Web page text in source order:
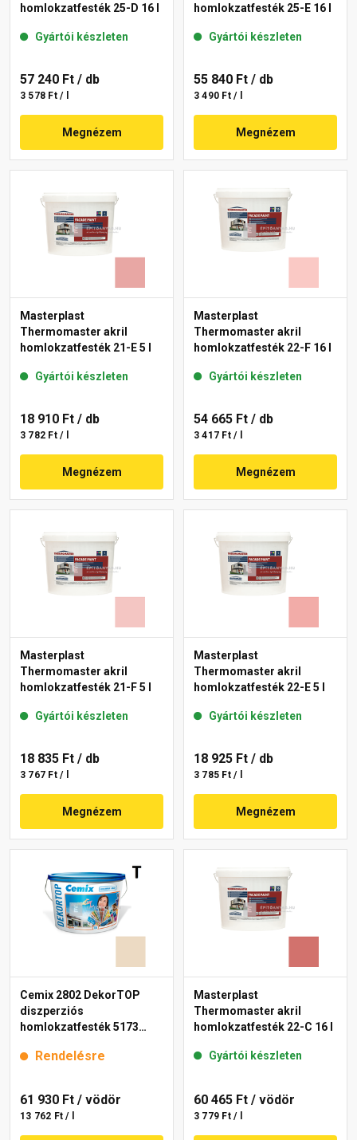
homlokzatfesték 25-D 16 l
Gyártói készleten
57 240 Ft / db
3 578 Ft / l
Megnézem
homlokzatfesték 25-E 16 l
Gyártói készleten
55 840 Ft / db
3 490 Ft / l
Megnézem
Masterplast
Thermomaster akril
homlokzatfesték 21-E 5 l
Gyártói készleten
18 910 Ft / db
3 782 Ft / l
Megnézem
Masterplast
Thermomaster akril
homlokzatfesték 22-F 16 l
Gyártói készleten
54 665 Ft / db
3 417 Ft / l
Megnézem
Masterplast
Thermomaster akril
homlokzatfesték 21-F 5 l
Gyártói készleten
18 835 Ft / db
3 767 Ft / l
Megnézem
Masterplast
Thermomaster akril
homlokzatfesték 22-E 5 l
Gyártói készleten
18 925 Ft / db
3 785 Ft / l
Megnézem
Cemix 2802 DekorTOP
diszperziós
homlokzatfesték 5173
Rendelésre
61 930 Ft / vödör
13 762 Ft / l
Masterplast
Thermomaster akril
homlokzatfesték 22-C 16 l
Gyártói készleten
60 465 Ft / vödör
3 779 Ft / l